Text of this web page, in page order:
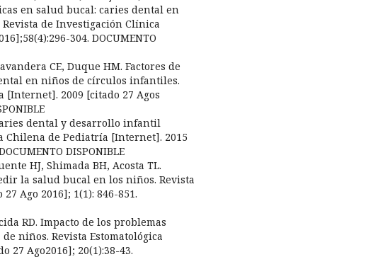
en salud bucal: caries dental en
de Investigación Clínica
304. DOCUMENTO
CE, Duque HM. Factores de
en niños de círculos infantiles.
[Internet]. 2009 [citado 27 Agos
dental y desarrollo infantil
Chilena de Pediatría [Internet]. 2015
DISPONIBLE
HJ, Shimada BH, Acosta TL.
la salud bucal en los niños. Revista
Ago 2016]; 1(1): 846-851.
RD. Impacto de los problemas
niños. Revista Estomatológica
27 Ago2016]; 20(1):38-43.